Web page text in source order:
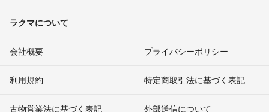
ラクマについて
会社概要 プライバシーポリシー
利用規約 特定商取引法に基づく表記
古物営業法に基づく表記 外部送信について